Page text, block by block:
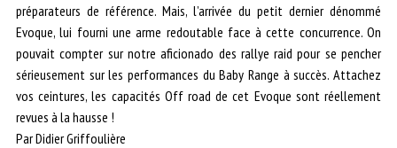
préparateurs de référence. Mais, l’arrivée du petit dernier dénommé
Evoque, lui fourni une arme redoutable face à cette concurrence. On
pouvait compter sur notre aficionado des rallye raid pour se pencher
sérieusement sur les performances du Baby Range à succès. Attachez
vos ceintures, les capacités Off road de cet Evoque sont réellement
revues à la hausse !
Par Didier Griffoulière